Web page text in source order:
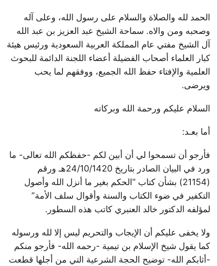
الحمد لله والصلاة والسلام على رسول الله، وعلى آله
وصحبه ومن والاه. سماحة الشيخ عبد العزيز بن عبد الله
آل الشيخ مفتي عام المملكة العربية السعودية ورئيس هيئة
كبار العلماء أصحاب الفضيلة أعضاء اللجنة الدائمة للبحوث
العلمية والإفتاء حفظ الله الجميع، ووفقهم لما يحب
ويرضى.
السلام عليكم ورحمة الله وبركاته
أما بعـد:
فأرجو أن تسمحوا لي أن أبين لكم -حفظكم الله تعالى- ما
ورد في البيان الصادر بتاريخ 24/10/1420هـ ورقم
(21154) بشأن كتاب “الحكم بغير ما أنزل الله وأصول
التكفير في ضوء الكتاب والسنة وأقوال سلف الأمة”
لمؤلفه الدكتور خالد العنبري كاتب هذه السطور.
ولا يخفى عليكم أن الإيجاب والتحريم ليس إلا لله ورسوله
كما يقول شيخ الإسلام بن تيمية -رحمه الله- فأرجو منكم
-أثابكم الله- توضيح الحجة الشرعية التي من أجلها قطعت